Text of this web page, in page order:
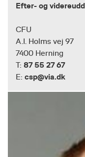
Efter- og
CFU
A.I. Holms vej 97
7400 Herning
T: 87 55 27 67
E: csp@via.dk